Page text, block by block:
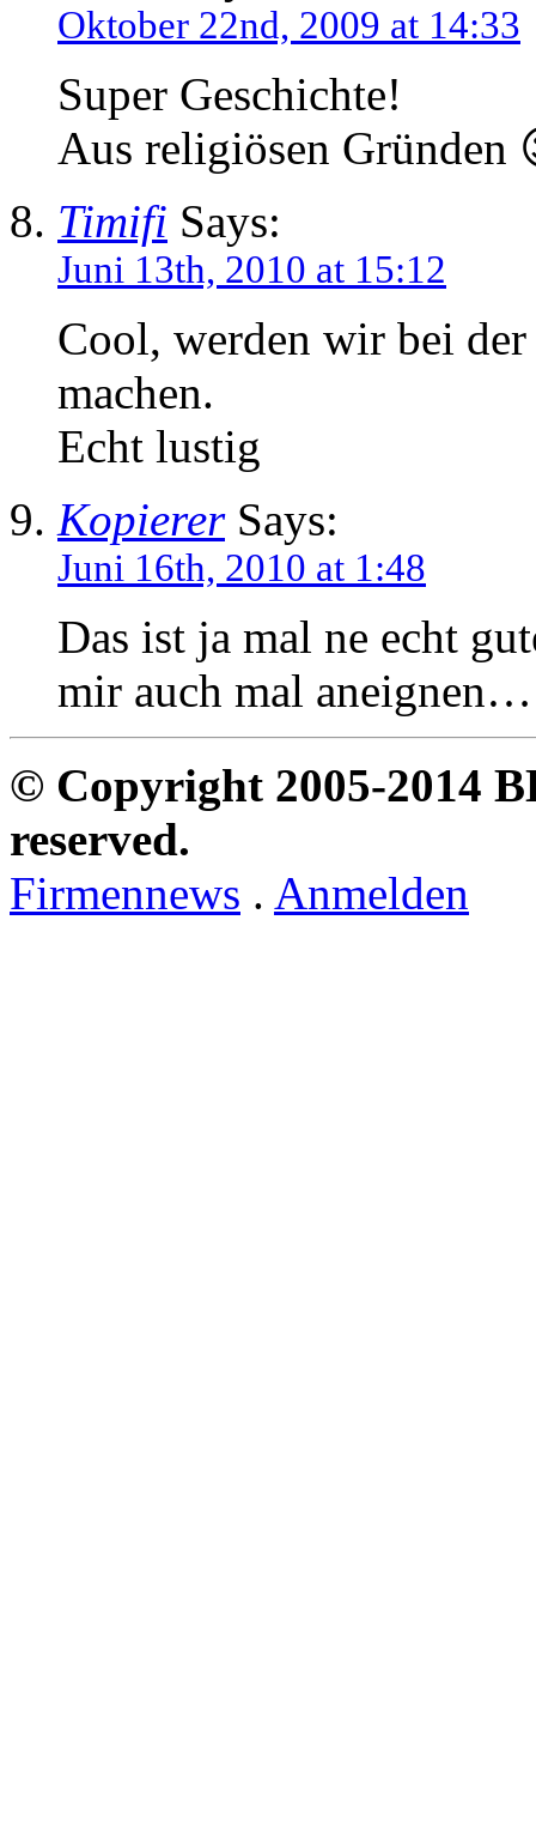
Oktober 22nd, 2009 at 14:33
Super Geschichte!
Aus religiösen Gründen
Timifi Says:
Juni 13th, 2010 at 15:12
Cool, werden wir bei
machen.
Echt lustig
KopiererSays:
Juni 16th, 2010 at 1:48
Das ist ja mal ne echt
mir auch mal aneignen…
© Copyright 2005-2014
reserved.
Firmennews . Anmelden